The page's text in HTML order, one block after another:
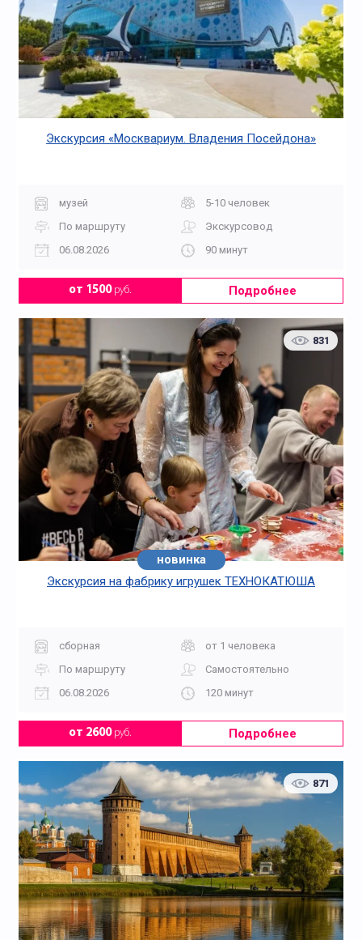
Экскурсия «Москвариум. Владения Посейдона»
музей
5-10 человек
По маршруту
Экскурсовод
06.08.2026
90 минут
от 1500руб. Подробнее
831
новинка
Экскурсия на фабрику игрушек ТЕХНОКАТЮША
сборная
от 1 человека
По маршруту
Самостоятельно
06.08.2026
120 минут
от 2600руб. Подробнее
871